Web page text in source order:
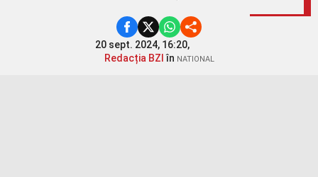
20 sept. 2024, 16:20,
Redacția BZI în NATIONAL